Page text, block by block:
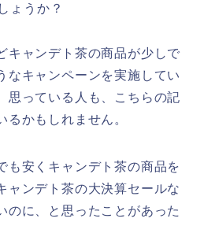
ょうか？
キャンデト茶の商品が少しで
なキャンペーンを実施してい
思っている人も、こちらの記
るかもしれません。
も安くキャンデト茶の商品を
ャンデト茶の大決算セールな
のに、と思ったことがあった